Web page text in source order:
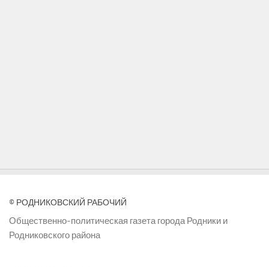
© РОДНИКОВСКИЙ РАБОЧИЙ
Общественно-политическая газета города Родники и
Родниковского района